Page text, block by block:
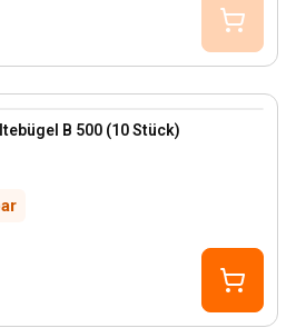
B 500 (10 Stück)